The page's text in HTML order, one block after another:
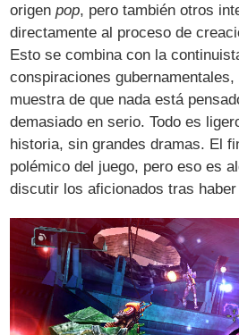
origenpop, pero también otros
directamente al proceso de
Esto se combina con la
conspiraciones
muestra de que nada está
demasiado en serio. Todo es
historia, sin grandes dramas. El
polémico del juego, pero eso es
discutir los aficionados tras